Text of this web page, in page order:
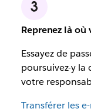
Reprenez là où
Essayez de
poursuivez-y la
votre
Transférer les